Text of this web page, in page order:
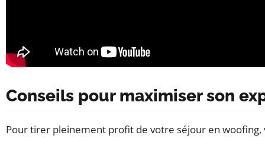
Conseils pour maximiser son
Pour tirer pleinement profit de votre séjour en woofing,